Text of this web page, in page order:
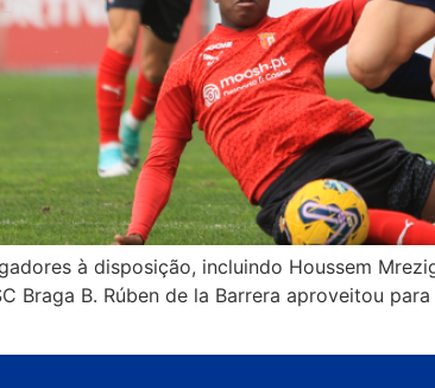
à disposição, incluindo Houssem
Braga B. Rúben de la Barrera aproveitou